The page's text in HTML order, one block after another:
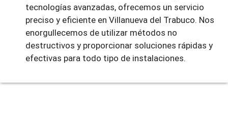
tecnologías avanzadas, ofrecemos un servicio
preciso y eficiente en Villanueva del Trabuco. Nos
enorgullecemos de utilizar métodos no
destructivos y proporcionar soluciones rápidas y
efectivas para todo tipo de instalaciones.